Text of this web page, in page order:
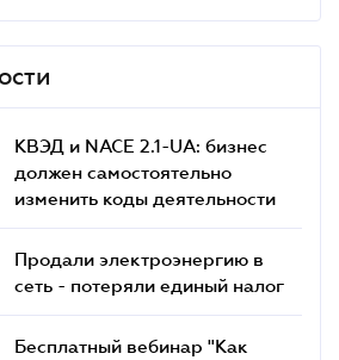
КВЭД и NACE 2.1-UA: бизнес
должен самостоятельно
изменить коды деятельности
Продали электроэнергию в
сеть - потеряли единый налог
Бесплатный вебинар "Как